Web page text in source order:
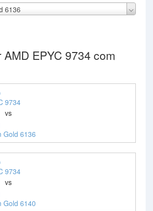
6136
EPYC 9734 com
9734
vs
Gold 6136
9734
vs
Gold 6140